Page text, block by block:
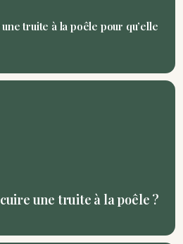
truite à la poêle pour qu’elle
une truite à la poêle ?